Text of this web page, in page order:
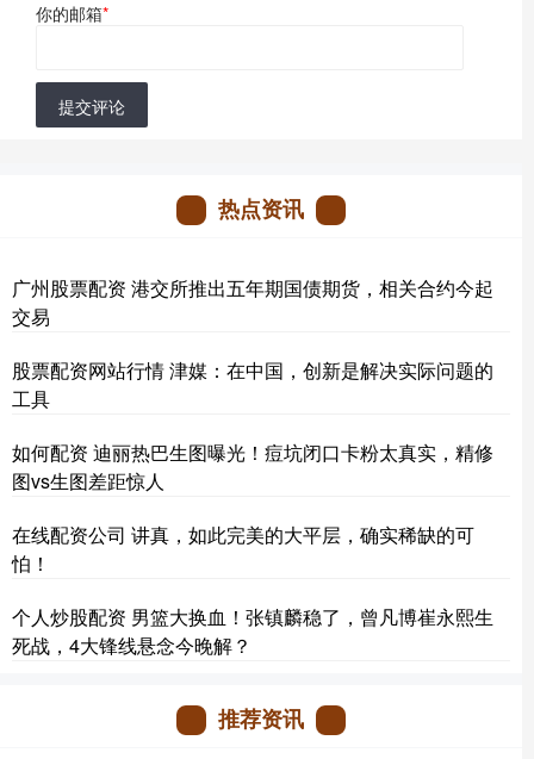
你的邮箱*
提交评论
热点资讯
广州股票配资 港交所推出五年期国债期货，相关合约今起
交易
股票配资网站行情 津媒：在中国，创新是解决实际问题的
工具
如何配资 迪丽热巴生图曝光！痘坑闭口卡粉太真实，精修
图vs生图差距惊人
在线配资公司 讲真，如此完美的大平层，确实稀缺的可
怕！
个人炒股配资 男篮大换血！张镇麟稳了，曾凡博崔永熙生
死战，4大锋线悬念今晚解？
推荐资讯